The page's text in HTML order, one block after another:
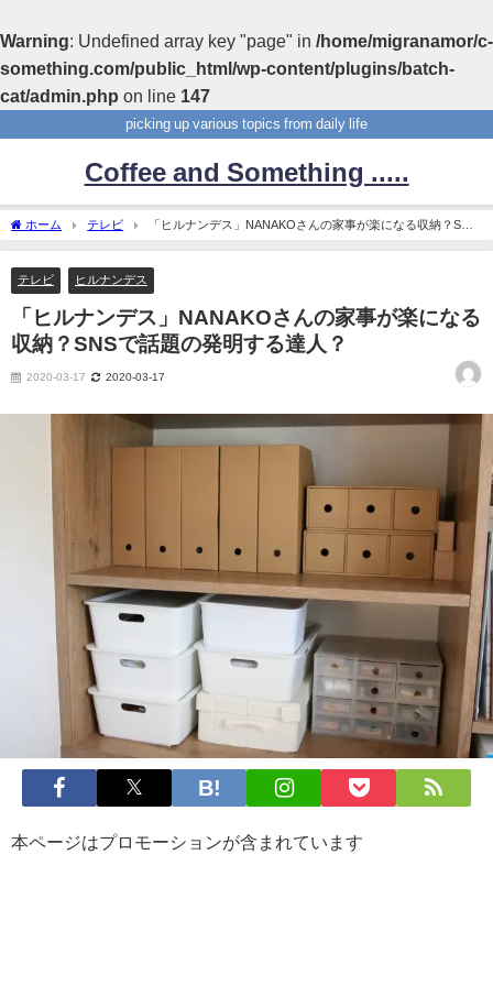
Warning: Undefined array key "page" in /home/migranamor/c-
something.com/public_html/wp-content/plugins/batch-
cat/admin.php on line 147
picking up various topics from daily life
Coffee and Something .....
ホーム テレビ
「ヒルナンデス」NANAKOさんの家事が楽になる収納？SNS
で話題の発明する達人？
テレビ ヒルナンデス
「ヒルナンデス」NANAKOさんの家事が楽になる
収納？SNSで話題の発明する達人？
2020-03-17 2020-03-17
本ページはプロモーションが含まれています